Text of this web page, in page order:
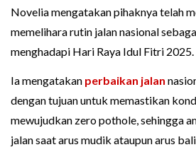
Novelia mengatakan pihaknya telah
memelihara rutin jalan nasional
menghadapi Hari Raya Idul Fitri 2025.
Ia mengatakan perbaikan jalan
dengan tujuan untuk memastikan
mewujudkan zero pothole, sehingga
jalan saat arus mudik ataupun arus